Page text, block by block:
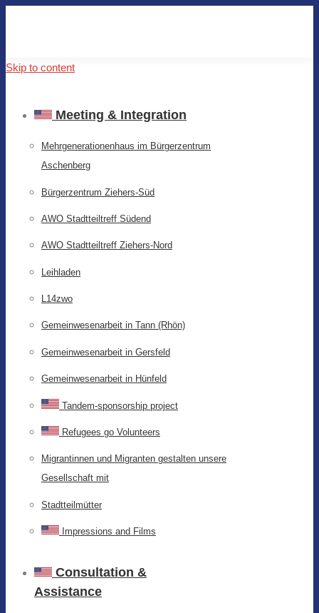
Skip to content
Meeting & Integration
Mehrgenerationenhaus im Bürgerzentrum
Aschenberg
Bürgerzentrum Ziehers-Süd
AWO Stadtteiltreff Südend
AWO Stadtteiltreff Ziehers-Nord
Leihladen
L14zwo
Gemeinwesenarbeit in Tann (Rhön)
Gemeinwesenarbeit in Gersfeld
Gemeinwesenarbeit in Hünfeld
Tandem-sponsorship project
Refugees go Volunteers
Migrantinnen und Migranten gestalten unsere
Gesellschaft mit
Stadtteilmütter
Impressions and Films
Consultation &
Assistance